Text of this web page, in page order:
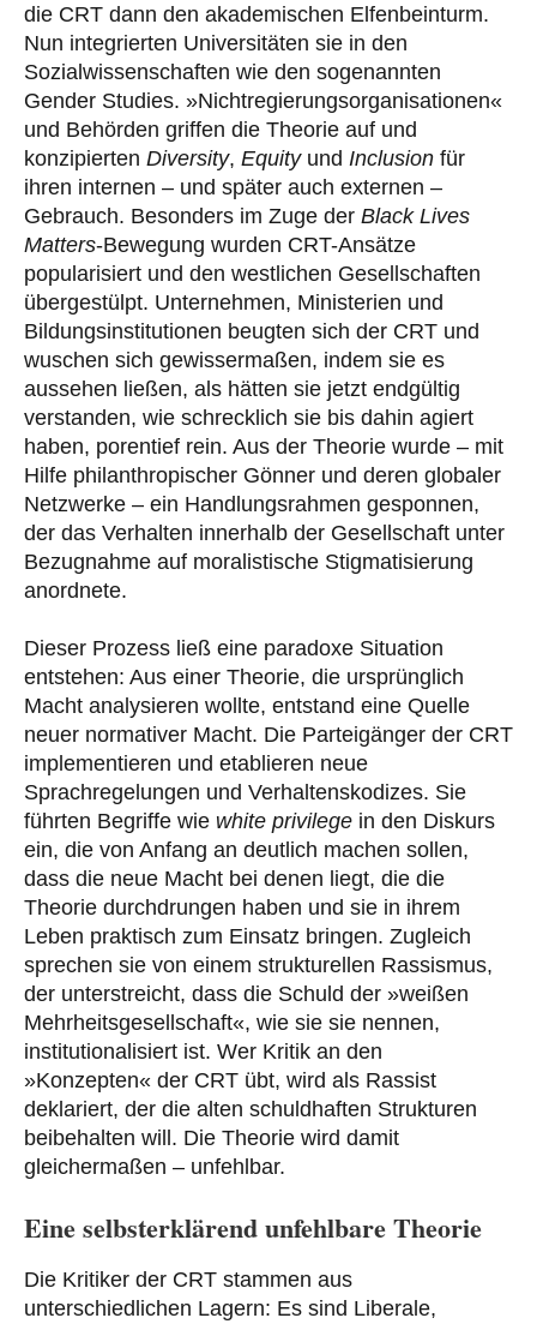
die CRT dann den akademischen Elfenbeinturm.
Nun integrierten Universitäten sie in den
Sozialwissenschaften wie den sogenannten
Gender Studies. »Nichtregierungsorganisationen«
und Behörden griffen die Theorie auf und
konzipierten Diversity, Equityund Inclusion für
ihren internen – und später auch externen –
Gebrauch. Besonders im Zuge der Black Lives
Matters-Bewegung wurden CRT-Ansätze
popularisiert und den westlichen Gesellschaften
übergestülpt. Unternehmen, Ministerien und
Bildungsinstitutionen beugten sich der CRT und
wuschen sich gewissermaßen, indem sie es
aussehen ließen, als hätten sie jetzt endgültig
verstanden, wie schrecklich sie bis dahin agiert
haben, porentief rein. Aus der Theorie wurde – mit
Hilfe philanthropischer Gönner und deren globaler
Netzwerke – ein Handlungsrahmen gesponnen,
der das Verhalten innerhalb der Gesellschaft unter
Bezugnahme auf moralistische Stigmatisierung
anordnete.
Dieser Prozess ließ eine paradoxe Situation
entstehen: Aus einer Theorie, die ursprünglich
Macht analysieren wollte, entstand eine Quelle
neuer normativer Macht. Die Parteigänger der CRT
implementieren und etablieren neue
Sprachregelungen und Verhaltenskodizes. Sie
führten Begriffe wie white privilege in den Diskurs
ein, die von Anfang an deutlich machen sollen,
dass die neue Macht bei denen liegt, die die
Theorie durchdrungen haben und sie in ihrem
Leben praktisch zum Einsatz bringen. Zugleich
sprechen sie von einem strukturellen Rassismus,
der unterstreicht, dass die Schuld der »weißen
Mehrheitsgesellschaft«, wie sie sie nennen,
institutionalisiert ist. Wer Kritik an den
»Konzepten« der CRT übt, wird als Rassist
deklariert, der die alten schuldhaften Strukturen
beibehalten will. Die Theorie wird damit
gleichermaßen – unfehlbar.
Eine selbsterklärend unfehlbare Theorie
Die Kritiker der CRT stammen aus
unterschiedlichen Lagern: Es sind Liberale,